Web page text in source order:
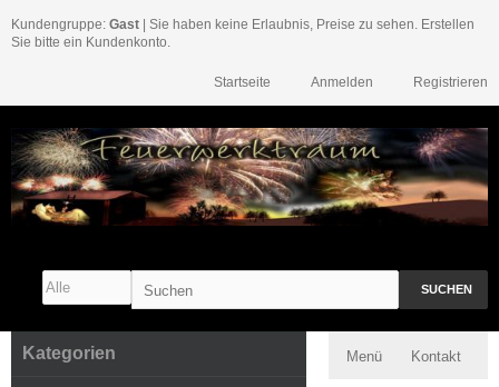
Kundengruppe: Gast | Sie haben keine Erlaubnis, Preise zu sehen. Erstellen
Sie bitte ein Kundenkonto.
Registrieren
Anmelden
Startseite
SUCHEN
Menü Kontakt
Kategorien